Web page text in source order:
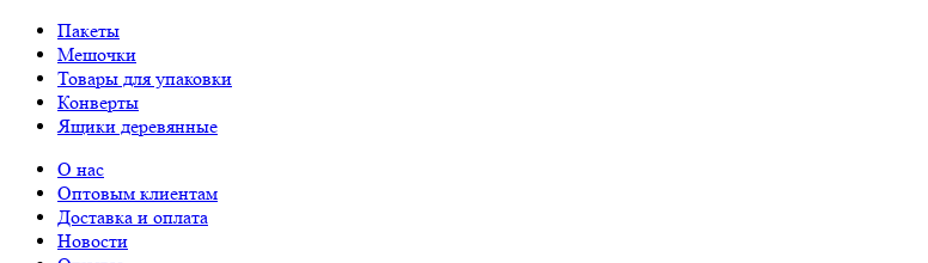
Пакеты
Мешочки
Товары для упаковки
Конверты
Ящики деревянные
О нас
Оптовым клиентам
Доставка и оплата
Новости